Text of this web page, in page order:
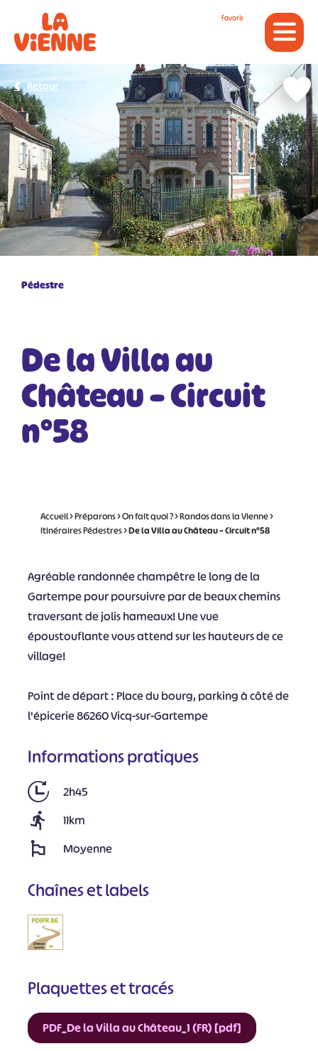
Favoris
Pédestre
De la Villa au
Château – Circuit
n°58
Retour
Accueil>Préparons>On fait quoi ?>Randos dans la Vienne>
Itinéraires Pédestres>De la Villa au Château – Circuit n°58
Agréable randonnée champêtre le long de la
Gartempe pour poursuivre par de beaux chemins
traversant de jolis hameaux! Une vue
époustouflante vous attend sur les hauteurs de ce
village!
Point de départ : Place du bourg, parking à côté de
l'épicerie 86260 Vicq-sur-Gartempe
Informations pratiques
2h45
11km
Moyenne
Chaînes et labels
Plaquettes et tracés
PDF_De la Villa au Château_1 (FR) [pdf]